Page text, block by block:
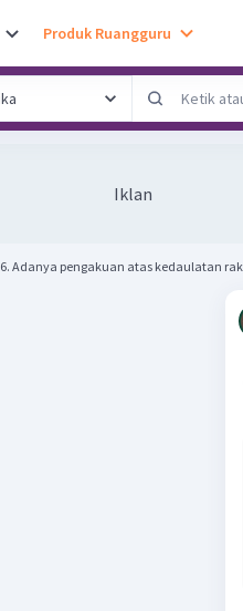
Produk Ruangguru
Iklan
6. Adanya pengakuan atas kedaulatan